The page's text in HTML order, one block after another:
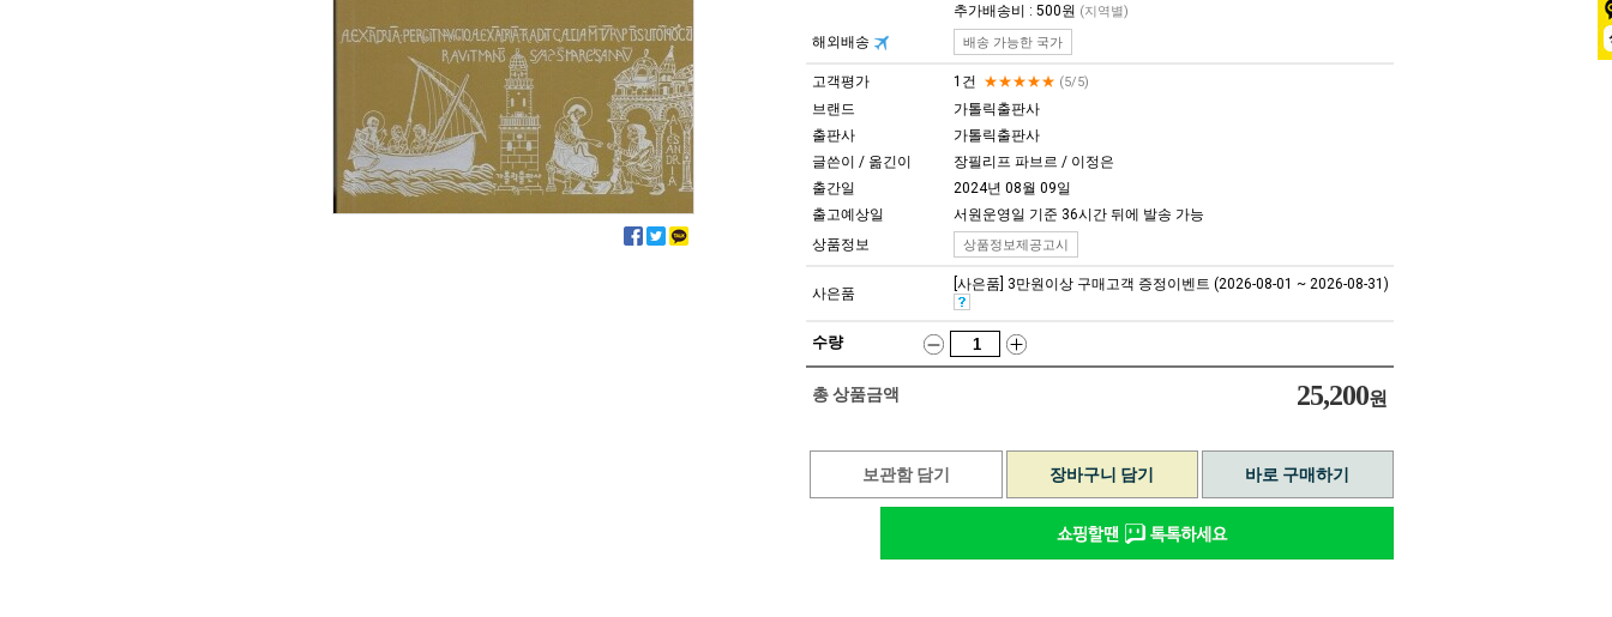
추가배송비 : 500원 (지역별)
해외배송 배송 가능한 국가
고객평가 1건 ★★★★★ (5/5)
브랜드
가톨릭출판사
출판사
가톨릭출판사
글쓴이 / 옮긴이
장필리프 파브르 / 이정은
출간일
2024년 08월 09일
출고예상일
서원운영일 기준 36시간 뒤에 발송 가능
상품정보
상품정보제공고시
사은품
[사은품] 3만원이상 구매고객 증정이벤트 (2026-08-01 ~ 2026-08-31)
수량
총 상품금액 25,200원
보관함 담기 장바구니 담기 바로 구매하기